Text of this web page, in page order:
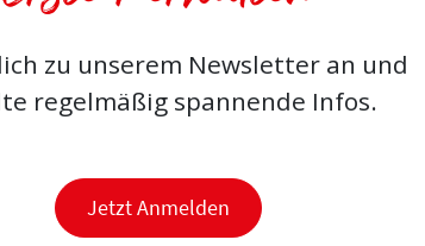
zu unserem Newsletter an und
regelmäßig spannende Infos.
Jetzt Anmelden